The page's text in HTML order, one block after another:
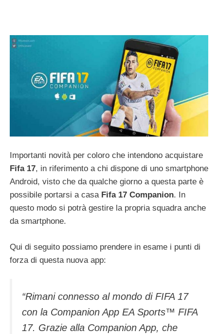
Importanti novità per coloro che intendono acquistare
Fifa 17, in riferimento a chi dispone di uno smartphone
Android, visto che da qualche giorno a questa parte è
possibile portarsi a casa Fifa 17 Companion. In
questo modo si potrà gestire la propria squadra anche
da smartphone.
Qui di seguito possiamo prendere in esame i punti di
forza di questa nuova app:
“Rimani connesso al mondo di FIFA 17
con la Companion App EA Sports™ FIFA
17. Grazie alla Companion App, che